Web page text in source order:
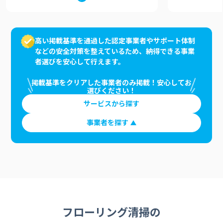
高い掲載基準を通過した認定事業者やサポート体制
などの安全対策を整えているため、納得できる事業
者選びを安心して行えます。
掲載基準をクリアした事業者のみ掲載！安心してお
選びください！
サービスから探す
事業者を探す
フローリング清掃の